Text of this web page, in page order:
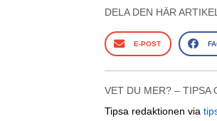
DELA DEN HÄR
E-POST
VET DU MER? – TIPSA
Tipsa redaktionen via